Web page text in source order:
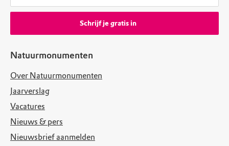
Natuurmonumenten
Over Natuurmonumenten
Jaarverslag
Vacatures
Nieuws & pers
Nieuwsbrief aanmelden
Schrijf je gratis in